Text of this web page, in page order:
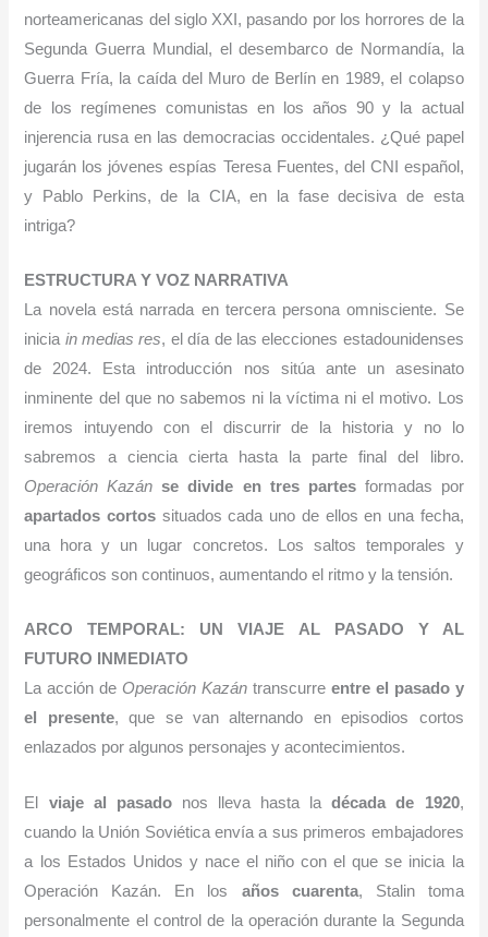
norteamericanas del siglo XXI , pasando por los horrores de la
Segunda Guerra Mundial, el desembarco de Normandía, la
Guerra Fría, la caída del Muro de Berlín en 1989, el colapso
de los regímenes comunistas en los años 90 y la actual
injerencia rusa en las democracias occidentales. ¿Qué papel
jugarán los jóvenes espías Teresa Fuentes, del CNI español,
y Pablo Perkins, de la CIA, en la fase decisiva de esta
intriga?
ESTRUCTURA Y VOZ NARRATIVA
La novela está narrada en tercera persona omnisciente. Se
inicia in medias res, el día de las elecciones estadounidenses
de 2024. Esta introducción nos sitúa ante un asesinato
inminente del que no sabemos ni la víctima ni el motivo. Los
iremos intuyendo con el discurrir de la historia y no lo
sabremos a ciencia cierta hasta la parte final del libro.
Operación Kazánse divide en tres partes formadas por
apartados cortos situados cada uno de ellos en una fecha,
una hora y un lugar concretos. Los saltos temporales y
geográficos son continuos, aumentando el ritmo y la tensión.
ARCO TEMPORAL: UN VIAJE AL PASADO Y AL
FUTURO INMEDIATO
La acción de Operación Kazán transcurre entre el pasado y
el presente, que se van alternando en episodios cortos
enlazados por algunos personajes y acontecimientos.
El viaje al pasado nos lleva hasta ladécada de 1920,
cuando la Unión Soviética envía a sus primeros embajadores
a los Estados Unidos y nace el niño con el que se inicia la
Operación Kazán. En los años cuarenta, Stalin toma
personalmente el control de la operación durante la Segunda